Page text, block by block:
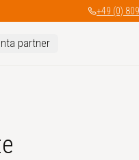
+49 (0)
partner